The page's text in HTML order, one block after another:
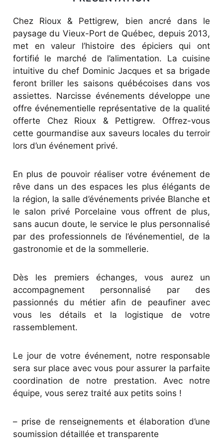
Chez Rioux & Pettigrew, bien ancré dans le
paysage du Vieux-Port de Québec, depuis 2013,
met en valeur l’histoire des épiciers qui ont
fortifié le marché de l’alimentation. La cuisine
intuitive du chef Dominic Jacques et sa brigade
feront briller les saisons québécoises dans vos
assiettes. Narcisse événements développe une
offre événementielle représentative de la qualité
offerte Chez Rioux & Pettigrew. Offrez-vous
cette gourmandise aux saveurs locales du terroir
lors d’un événement privé.
En plus de pouvoir réaliser votre événement de
rêve dans un des espaces les plus élégants de
la région, la salle d’événements privée Blanche et
le salon privé Porcelaine vous offrent de plus,
sans aucun doute, le service le plus personnalisé
par des professionnels de l’événementiel, de la
gastronomie et de la sommellerie.
Dès les premiers échanges, vous aurez un
accompagnement personnalisé par des
passionnés du métier afin de peaufiner avec
vous les détails et la logistique de votre
rassemblement.
Le jour de votre événement, notre responsable
sera sur place avec vous pour assurer la parfaite
coordination de notre prestation. Avec notre
équipe, vous serez traité aux petits soins !
– prise de renseignements et élaboration d’une
soumission détaillée et transparente